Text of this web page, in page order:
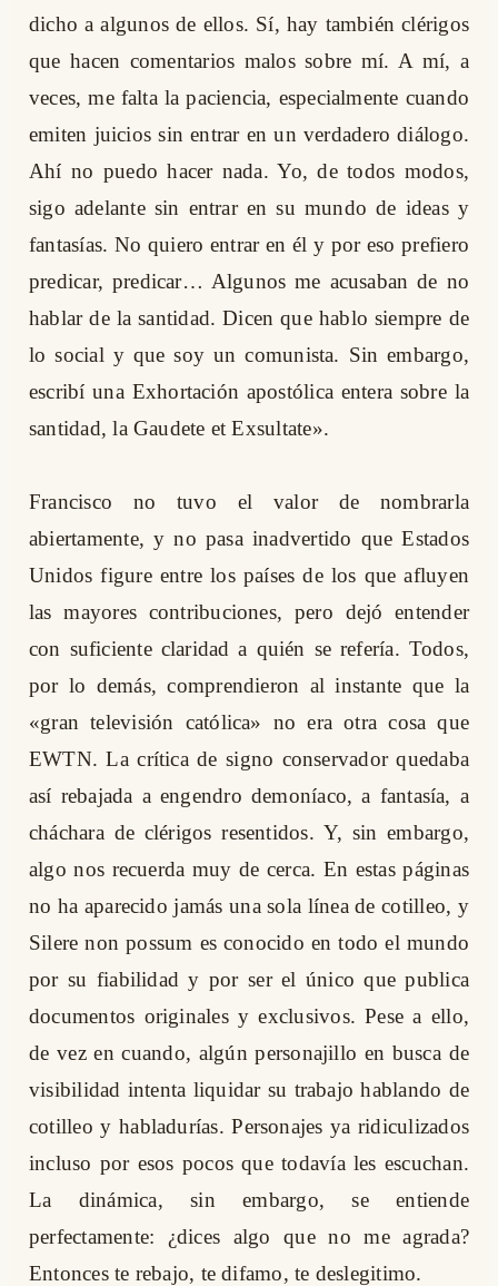
dicho a algunos de ellos. Sí, hay también clérigos
que hacen comentarios malos sobre mí. A mí, a
veces, me falta la paciencia, especialmente cuando
emiten juicios sin entrar en un verdadero diálogo.
Ahí no puedo hacer nada. Yo, de todos modos,
sigo adelante sin entrar en su mundo de ideas y
fantasías. No quiero entrar en él y por eso prefiero
predicar, predicar… Algunos me acusaban de no
hablar de la santidad. Dicen que hablo siempre de
lo social y que soy un comunista. Sin embargo,
escribí una Exhortación apostólica entera sobre la
santidad, la Gaudete et Exsultate».
Francisco no tuvo el valor de nombrarla
abiertamente, y no pasa inadvertido que Estados
Unidos figure entre los países de los que afluyen
las mayores contribuciones, pero dejó entender
con suficiente claridad a quién se refería. Todos,
por lo demás, comprendieron al instante que la
«gran televisión católica» no era otra cosa que
EWTN. La crítica de signo conservador quedaba
así rebajada a engendro demoníaco, a fantasía, a
cháchara de clérigos resentidos. Y, sin embargo,
algo nos recuerda muy de cerca. En estas páginas
no ha aparecido jamás una sola línea de cotilleo, y
Silere non possum es conocido en todo el mundo
por su fiabilidad y por ser el único que publica
documentos originales y exclusivos. Pese a ello,
de vez en cuando, algún personajillo en busca de
visibilidad intenta liquidar su trabajo hablando de
cotilleo y habladurías. Personajes ya ridiculizados
incluso por esos pocos que todavía les escuchan.
La dinámica, sin embargo, se entiende
perfectamente: ¿dices algo que no me agrada?
Entonces te rebajo, te difamo, te deslegitimo.